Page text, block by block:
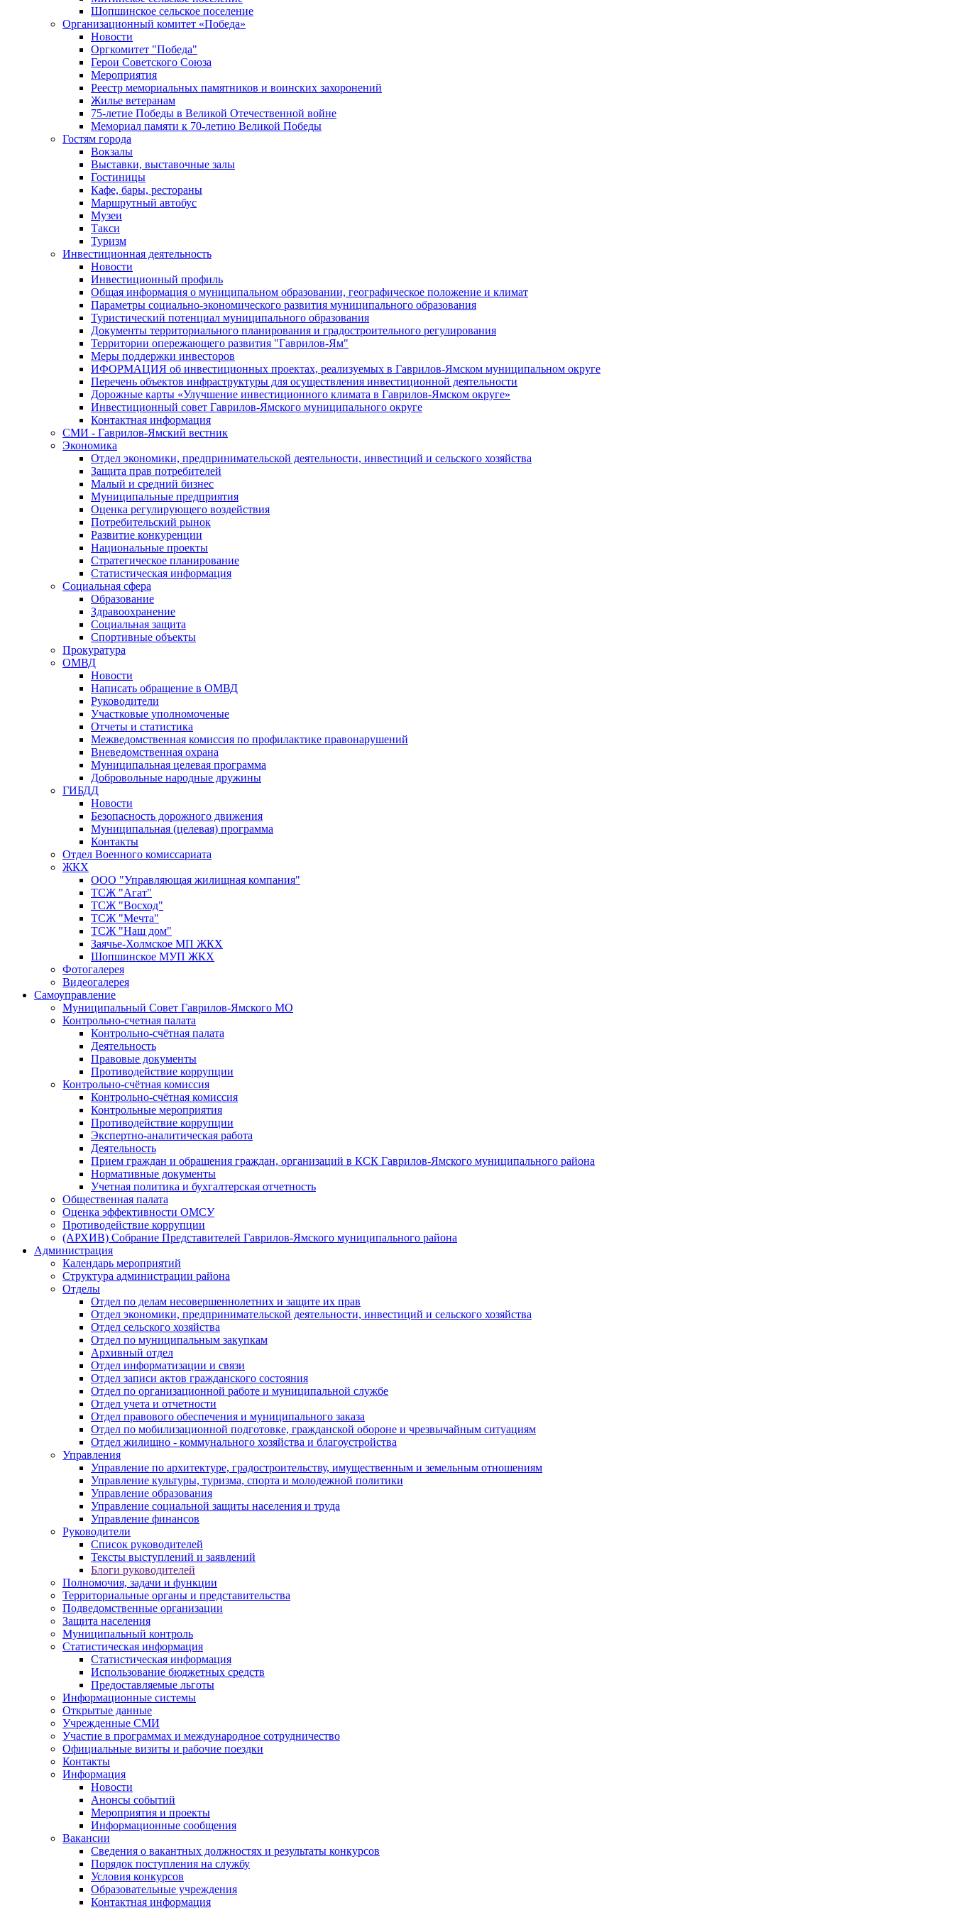
Шопшинское сельское поселение
Организационный комитет «Победа»
Новости
Оргкомитет "Победа"
Герои Советского Союза
Мероприятия
Реестр мемориальных памятников и воинских захоронений
Жилье ветеранам
75-летие Победы в Великой Отечественной войне
Мемориал памяти к 70-летию Великой Победы
Гостям города
Вокзалы
Выставки, выставочные залы
Гостиницы
Кафе, бары, рестораны
Маршрутный автобус
Музеи
Такси
Туризм
Инвестиционная деятельность
Новости
Инвестиционный профиль
Общая информация о муниципальном образовании, географическое положение и климат
Параметры социально-экономического развития муниципального образования
Туристический потенциал муниципального образования
Документы территориального планирования и градостроительного регулирования
Территории опережающего развития "Гаврилов-Ям"
Меры поддержки инвесторов
ИФОРМАЦИЯ об инвестиционных проектах, реализуемых в Гаврилов-Ямском муниципальном округе
Перечень объектов инфраструктуры для осуществления инвестиционной деятельности
Дорожные карты «Улучшение инвестиционного климата в Гаврилов-Ямском округе»
Инвестиционный совет Гаврилов-Ямского муниципального округе
Контактная информация
СМИ - Гаврилов-Ямский вестник
Экономика
Отдел экономики, предпринимательской деятельности, инвестиций и сельского хозяйства
Защита прав потребителей
Малый и средний бизнес
Муниципальные предприятия
Оценка регулирующего воздействия
Потребительский рынок
Развитие конкуренции
Национальные проекты
Стратегическое планирование
Статистическая информация
Социальная сфера
Образование
Здравоохранение
Социальная защита
Спортивные объекты
Прокуратура
ОМВД
Новости
Написать обращение в ОМВД
Руководители
Участковые уполномоченые
Отчеты и статистика
Межведомственная комиссия по профилактике правонарушений
Вневедомственная охрана
Муниципальная целевая программа
Добровольные народные дружины
ГИБДД
Новости
Безопасность дорожного движения
Муниципальная (целевая) программа
Контакты
Отдел Военного комиссариата
ЖКХ
ООО "Управляющая жилищная компания"
ТСЖ "Агат"
ТСЖ "Восход"
ТСЖ "Мечта"
ТСЖ "Наш дом"
Заячье-Холмское МП ЖКХ
Шопшинское МУП ЖКХ
Фотогалерея
Видеогалерея
Самоуправление
Муниципальный Совет Гаврилов-Ямского МО
Контрольно-счетная палата
Контрольно-счётная палата
Деятельность
Правовые документы
Противодействие коррупции
Контрольно-счётная комиссия
Контрольно-счётная комиссия
Контрольные мероприятия
Противодействие коррупции
Экспертно-аналитическая работа
Деятельность
Прием граждан и обращения граждан, организаций в КСК Гаврилов-Ямского муниципального района
Нормативные документы
Учетная политика и бухгалтерская отчетность
Общественная палата
Оценка эффективности ОМСУ
Противодействие коррупции
(АРХИВ) Собрание Представителей Гаврилов-Ямского муниципального района
Администрация
Календарь мероприятий
Структура администрации района
Отделы
Отдел по делам несовершеннолетних и защите их прав
Отдел экономики, предпринимательской деятельности, инвестиций и сельского хозяйства
Отдел сельского хозяйства
Отдел по муниципальным закупкам
Архивный отдел
Отдел информатизации и связи
Отдел записи актов гражданского состояния
Отдел по организационной работе и муниципальной службе
Отдел учета и отчетности
Отдел правового обеспечения и муниципального заказа
Отдел по мобилизационной подготовке, гражданской обороне и чрезвычайным ситуациям
Отдел жилищно - коммунального хозяйства и благоустройства
Управления
Управление по архитектуре, градостроительству, имущественным и земельным отношениям
Управление культуры, туризма, спорта и молодежной политики
Управление образования
Управление социальной защиты населения и труда
Управление финансов
Руководители
Список руководителей
Тексты выступлений и заявлений
Блоги руководителей
Полномочия, задачи и функции
Территориальные органы и представительства
Подведомственные организации
Защита населения
Муниципальный контроль
Статистическая информация
Статистическая информация
Использование бюджетных средств
Предоставляемые льготы
Информационные системы
Открытые данные
Учрежденные СМИ
Участие в программах и международное сотрудничество
Официальные визиты и рабочие поездки
Контакты
Информация
Новости
Анонсы событий
Мероприятия и проекты
Информационные сообщения
Вакансии
Сведения о вакантных должностях и результаты конкурсов
Порядок поступления на службу
Условия конкурсов
Образовательные учреждения
Контактная информация